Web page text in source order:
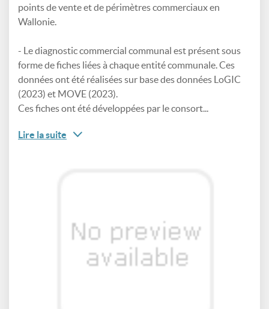
points de vente et de périmètres commerciaux en
Wallonie.
- Le diagnostic commercial communal est présent sous
forme de fiches liées à chaque entité communale. Ces
données ont été réalisées sur base des données LoGIC
(2023) et MOVE (2023).
Ces fiches ont été développées par le consort...
Lire la suite